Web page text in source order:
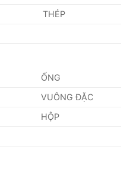
THÉP
ỐNG
VUÔNG ĐẶC
HỘP